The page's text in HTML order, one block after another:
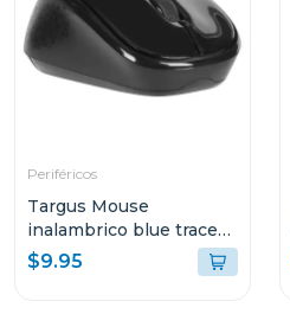
Periféricos
Targus Mouse
inalambrico blue trace
optico color negro
$9.95